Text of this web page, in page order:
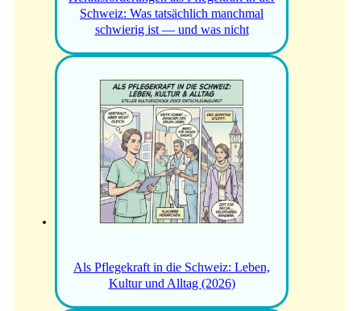
Schweiz: Was tatsächlich manchmal
schwierig ist — und was nicht
Als Pflegekraft in die Schweiz: Leben,
Kultur und Alltag (2026)